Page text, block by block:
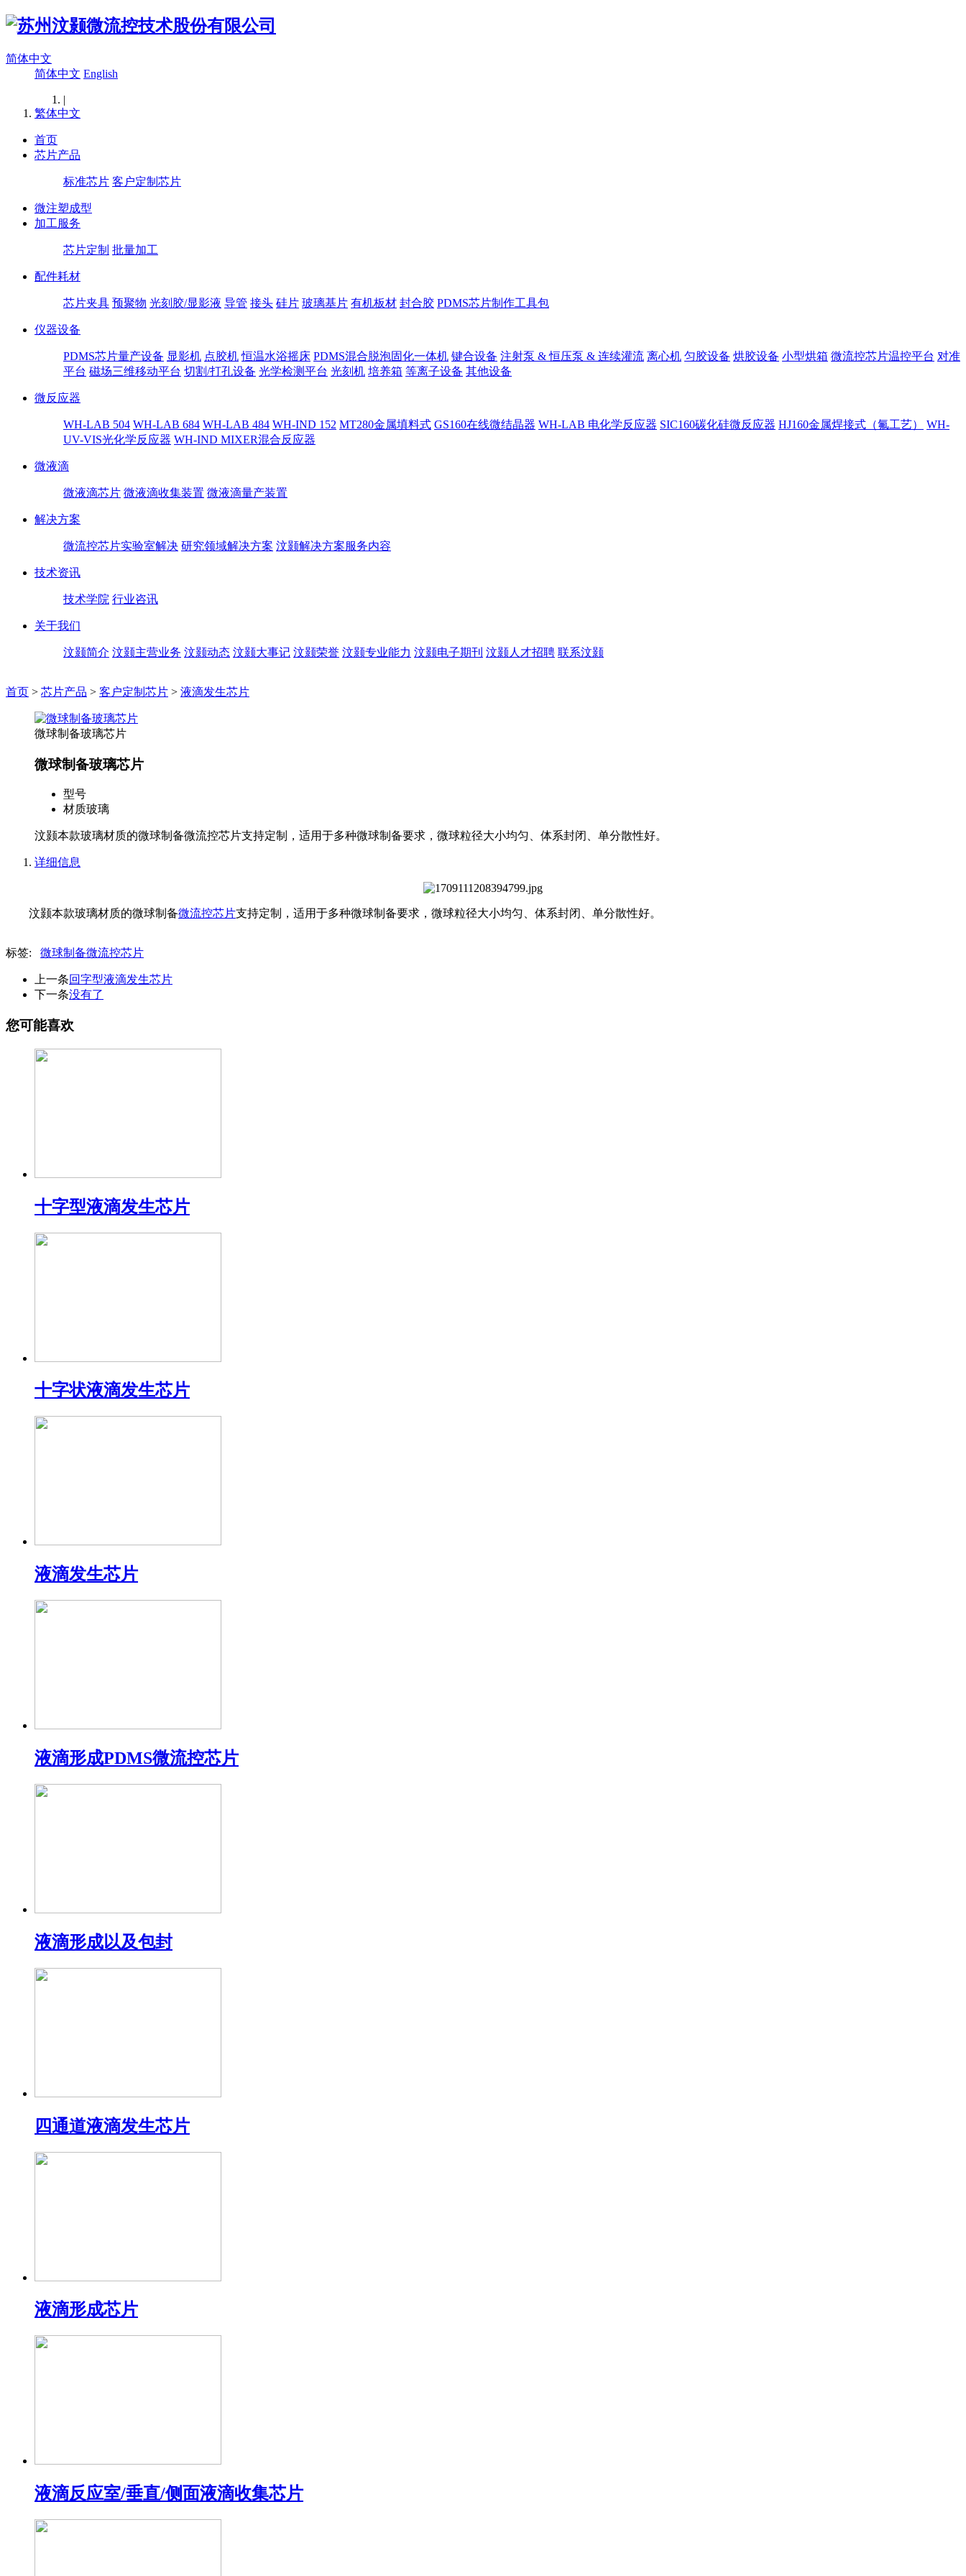
简体中文
简体中文 English
|
繁体中文
首页
芯片产品
标准芯片 客户定制芯片
微注塑成型
加工服务
芯片定制 批量加工
配件耗材
芯片夹具 预聚物 光刻胶/显影液 导管 接头 硅片 玻璃基片 有机板材 封合胶 PDMS芯片制作工具包
仪器设备
PDMS芯片量产设备 显影机 点胶机 恒温水浴摇床 PDMS混合脱泡固化一体机 键合设备 注射泵 & 恒压泵 & 连续灌流 离心机 匀胶设备 烘胶设备 小型烘箱 微流控芯片温控平台 对准
平台 磁场三维移动平台 切割/打孔设备 光学检测平台 光刻机 培养箱 等离子设备 其他设备
微反应器
WH-LAB 504 WH-LAB 684 WH-LAB 484 WH-IND 152 MT280金属填料式 GS160在线微结晶器 WH-LAB 电化学反应器 SIC160碳化硅微反应器 HJ160金属焊接式（氟工艺）
WH-
UV-VIS光化学反应器 WH-IND MIXER混合反应器
微液滴
微液滴芯片 微液滴收集装置 微液滴量产装置
解决方案
微流控芯片实验室解决 研究领域解决方案 汶颢解决方案服务内容
技术资讯
技术学院 行业咨讯
关于我们
汶颢简介 汶颢主营业务 汶颢动态 汶颢大事记 汶颢荣誉 汶颢专业能力 汶颢电子期刊 汶颢人才招聘 联系汶颢
首页 > 芯片产品 > 客户定制芯片 > 液滴发生芯片
微球制备玻璃芯片
微球制备玻璃芯片
型号
材质玻璃
汶颢本款玻璃材质的微球制备微流控芯片支持定制，适用于多种微球制备要求，微球粒径大小均匀、体系封闭、单分散性好。
详细信息
汶颢本款玻璃材质的微球制备微流控芯片支持定制，适用于多种微球制备要求，微球粒径大小均匀、体系封闭、单分散性好。
标签: 微球制备微流控芯片
上一条回字型液滴发生芯片
下一条没有了
您可能喜欢
十字型液滴发生芯片
十字状液滴发生芯片
液滴发生芯片
液滴形成PDMS微流控芯片
液滴形成以及包封
四通道液滴发生芯片
液滴形成芯片
液滴反应室/垂直/侧面液滴收集芯片